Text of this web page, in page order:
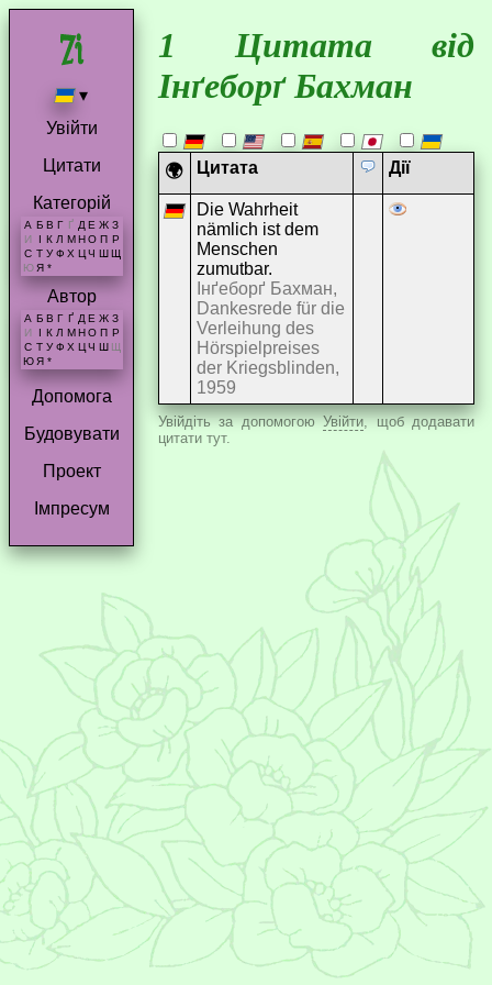
▾
Увійти
Цитати
Категорій
А Б В Г Ґ Д Е Ж З
И
І К Л М Н О П Р
С Т У Ф Х Ц Ч Ш Щ
Ю Я *
Автор
А Б В Г Ґ Д Е Ж З
И
К Л М Н О П Р
С Т У Ф Х Ц Ч Ш Щ
Ю Я *
Допомога
Будовувати
Проект
Імпресум
1 Цитата від
Інґеборґ Бахман
🌍 Цитата Дії
Die Wahrheit
nämlich ist dem
Menschen
zumutbar.
Інґеборґ Бахман,
Dankesrede für die
Verleihung des
Hörspielpreises
der Kriegsblinden,
1959
Увійдіть за допомогоюУвійти, щоб додавати
цитати тут.